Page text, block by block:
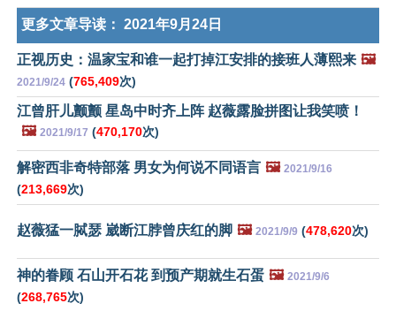
更多文章导读： 2021年9月24日
正视历史：温家宝和谁一起打掉江安排的接班人薄熙来 🖼️
2021/9/24 (765,409次)
江曾肝儿颤颤 星岛中时齐上阵 赵薇露脸拼图让我笑喷！
🖼️ 2021/9/17 (470,170次)
解密西非奇特部落 男女为何说不同语言 🖼️ 2021/9/16
(213,669次)
赵薇猛一脦瑟 崴断江脖曾庆红的脚 🖼️ 2021/9/9 (478,620次)
神的眷顾 石山开石花 到预产期就生石蛋 🖼️ 2021/9/6
(268,765次)